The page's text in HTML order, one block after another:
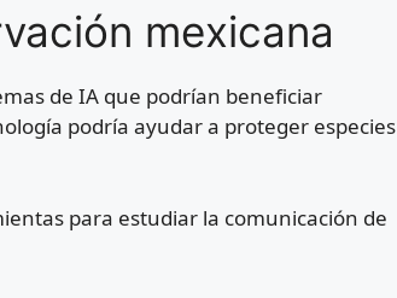
mexicana
de IA que podrían beneficiar
podría ayudar a proteger especies
para estudiar la comunicación de